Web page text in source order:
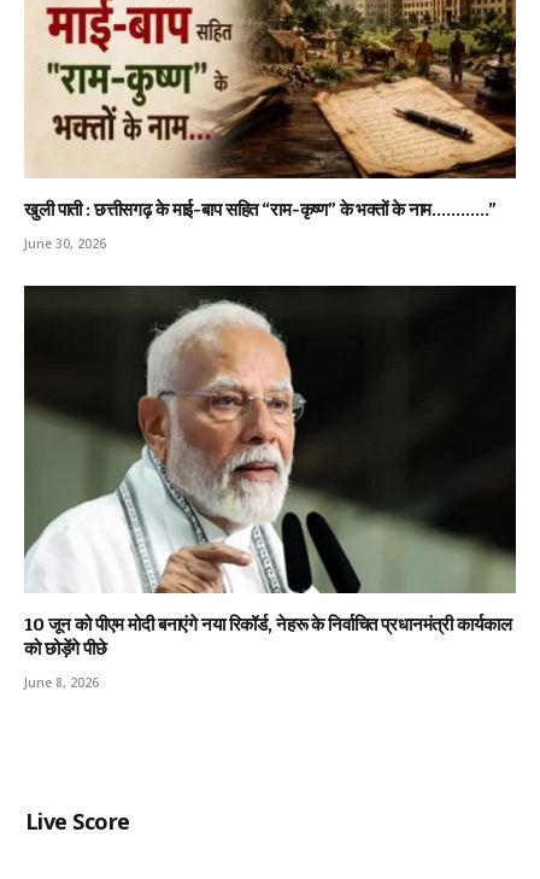
खुली पाती : छत्तीसगढ़ के माई-बाप सहित “राम-कृष्ण” के भक्तों के नाम…………”
June 30, 2026
10 जून को पीएम मोदी बनाएंगे नया रिकॉर्ड, नेहरू के निर्वाचित प्रधानमंत्री कार्यकाल
को छोड़ेंगे पीछे
June 8, 2026
Live Score